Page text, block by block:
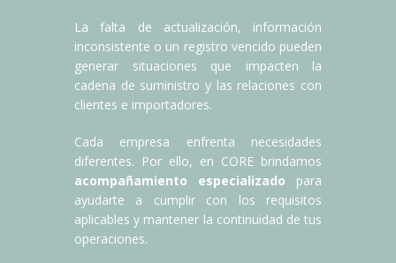
La falta de actualización, información
inconsistente o un registro vencido pueden
generar situaciones que impacten la
cadena de suministro y las relaciones con
clientes e importadores.
Cada empresa enfrenta necesidades
diferentes. Por ello, en CORE brindamos
acompañamiento especializado para
ayudarte a cumplir con los requisitos
aplicables y mantener la continuidad de tus
operaciones.